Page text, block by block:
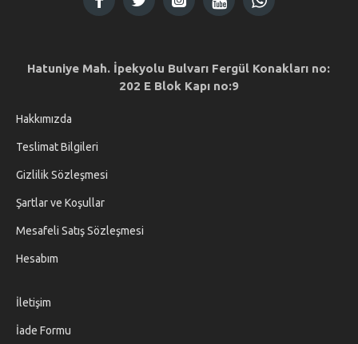
Hatuniye Mah. İpekyolu Bulvarı Fergül Konakları no:
202 E Blok Kapı no:9
Hakkımızda
Teslimat Bilgileri
Gizlilik Sözleşmesi
Şartlar ve Koşullar
Mesafeli Satış Sözleşmesi
Hesabım
İletişim
İade Formu